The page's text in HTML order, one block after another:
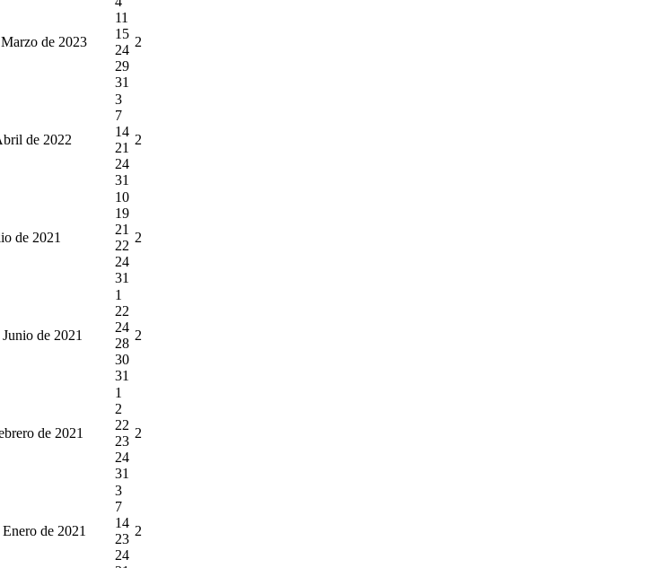
de 2023
11
15
24
29
31
2
de 2022
3
7
14
21
24
31
2
de 2021
10
19
21
22
24
31
2
de 2021
1
22
24
28
30
31
2
de 2021
1
2
22
23
24
31
2
de 2021
3
7
14
23
24
2